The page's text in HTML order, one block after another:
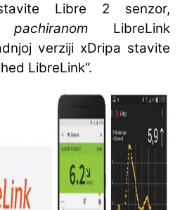
Libre 2 senzor,
pachiranom LibreLink
verziji xDripa stavite
LibreLink“.